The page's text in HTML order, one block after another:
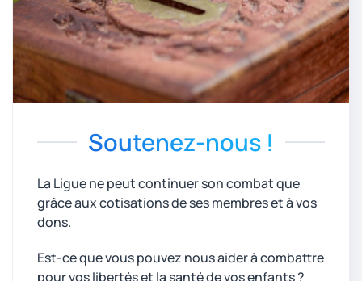
Soutenez-nous !
La Ligue ne peut continuer son combat que
grâce aux cotisations de ses membres et à vos
dons.
Est-ce que vous pouvez nous aider à combattre
pour vos libertés et la santé de vos enfants ?